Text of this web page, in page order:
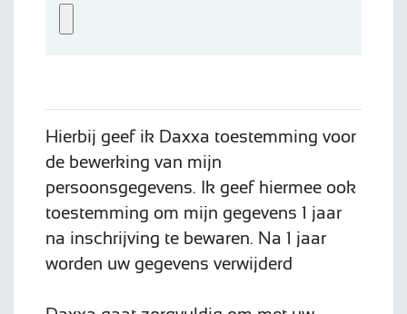
Hierbij geef ik Daxxa toestemming voor
de bewerking van mijn
persoonsgegevens. Ik geef hiermee ook
toestemming om mijn gegevens 1 jaar
na inschrijving te bewaren. Na 1 jaar
worden uw gegevens verwijderd